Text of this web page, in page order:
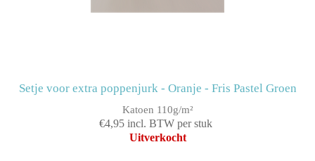
Setje voor extra poppenjurk - Oranje - Fris Pastel Groen
Katoen 110g/m²
€4,95 incl. BTW per stuk
Uitverkocht